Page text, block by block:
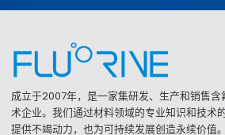
成立于2007年，是一家集研发、生产和销售
术企业。我们通过材料领域的专业知识和技术
提供不竭动力，也为可持续发展创造永续价值。